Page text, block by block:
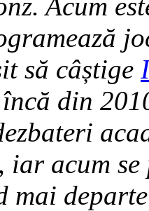
să câștige
încă din
acum se
mai